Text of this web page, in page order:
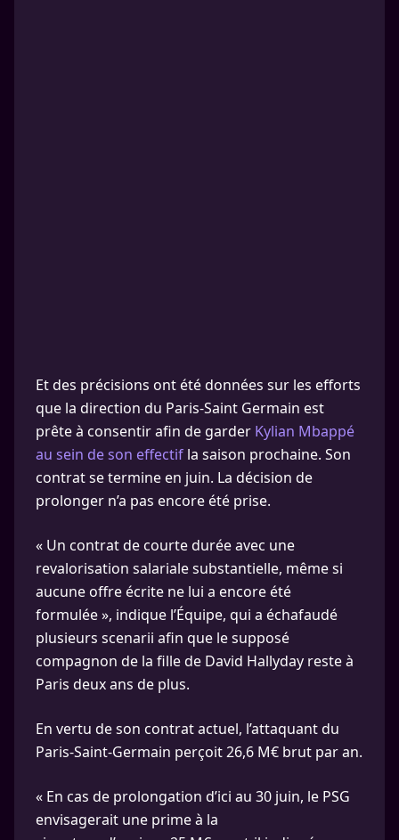
Et des précisions ont été données sur les efforts
que la direction du Paris-Saint Germain est
prête à consentir afin de garder Kylian Mbappé
au sein de son effectif la saison prochaine. Son
contrat se termine en juin. La décision de
prolonger n’a pas encore été prise.
« Un contrat de courte durée avec une
revalorisation salariale substantielle, même si
aucune offre écrite ne lui a encore été
formulée », indique l’Équipe, qui a échafaudé
plusieurs scenarii afin que le supposé
compagnon de la fille de David Hallyday reste à
Paris deux ans de plus.
En vertu de son contrat actuel, l’attaquant du
Paris-Saint-Germain perçoit 26,6 M€ brut par an.
« En cas de prolongation d’ici au 30 juin, le PSG
envisagerait une prime à la